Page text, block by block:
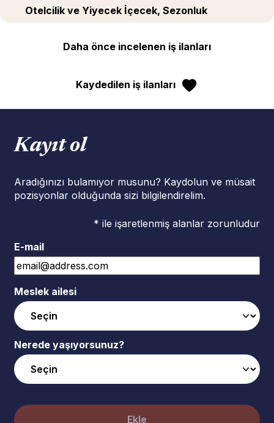
Otelcilik ve Yiyecek İçecek, Sezonluk
Daha önce incelenen iş ilanları
Kaydedilen iş ilanları
Kayıt ol
Aradığınızı bulamıyor musunu? Kaydolun ve müsait
pozisyonlar olduğunda sizi bilgilendirelim.
* ile işaretlenmiş alanlar zorunludur
E-mail
Meslek ailesi
Nerede yaşıyorsunuz?
Ekle